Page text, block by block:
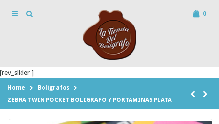
0
[rev_slider ]
Home
Bolígrafos
ZEBRA TWIN POCKET BOLIGRAFO Y PORTAMINAS PLATA